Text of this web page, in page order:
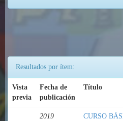
Resultados por ítem:
Vista
previa
Fecha de
publicación
Título
2019
CURSO